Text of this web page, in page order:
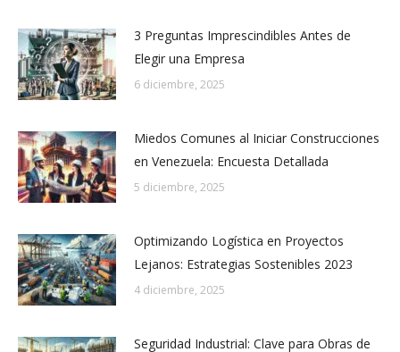
3 Preguntas Imprescindibles Antes de
Elegir una Empresa
6 diciembre, 2025
Miedos Comunes al Iniciar Construcciones
en Venezuela: Encuesta Detallada
5 diciembre, 2025
Optimizando Logística en Proyectos
Lejanos: Estrategias Sostenibles 2023
4 diciembre, 2025
Seguridad Industrial: Clave para Obras de